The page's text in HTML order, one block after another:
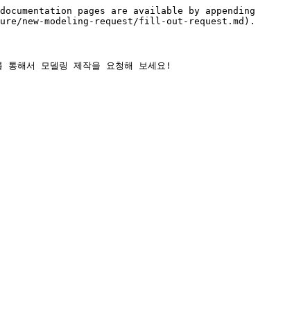
pages are available by appending
new-modeling-request/fill-out-request.md).
통해서 모델링 제작을 요청해 보세요!